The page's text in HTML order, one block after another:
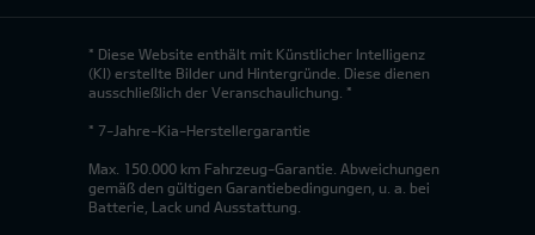
* Diese Website enthält mit Künstlicher Intelligenz
(KI) erstellte Bilder und Hintergründe. Diese dienen
ausschließlich der Veranschaulichung. *
* 7-Jahre-Kia-Herstellergarantie
Max. 150.000 km Fahrzeug-Garantie. Abweichungen
gemäß den gültigen Garantiebedingungen, u. a. bei
Batterie, Lack und Ausstattung.